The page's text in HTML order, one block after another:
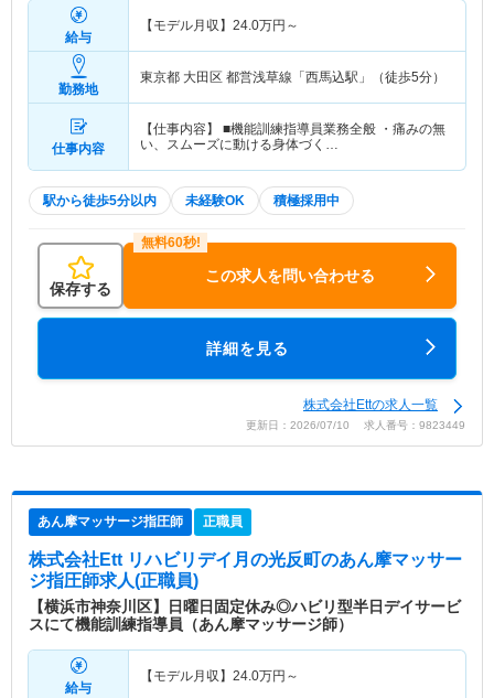
給与
【モデル月収】 24.0万円～
勤務地
東京都 大田区 都営浅草線「西馬込駅」（徒歩5分）
仕事内容
【仕事内容】 ■機能訓練指導員業務全般 ・痛みの無
い、スムーズに動ける身体づく…
駅から徒歩5分以内 未経験OK 積極採用中
保存する
この求人を問い合わせる
詳細を見る
株式会社Ettの求人一覧
更新日：2026/07/10 求人番号：9823449
あん摩マッサージ指圧師 正職員
株式会社Ett リハビリデイ月の光反町のあん摩マッサー
ジ指圧師求人(正職員)
【横浜市神奈川区】日曜日固定休み◎ハビリ型半日デイサービ
スにて機能訓練指導員（あん摩マッサージ師）
給与
【モデル月収】 24.0万円～